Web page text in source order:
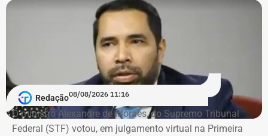
A adolescente reconheceu formalmente Vitor Hugo.
Segundo o relatório final do inquérito, há “robustos
indícios de autoria” contra ele.
Investigado em um terceiro caso
Vitor Hugo também é alvo de outra investigação. Em
julho, a Delegacia de Atendimento à Mulher (Deam) da
Redação08/08/2026 11:16
O ministro Alexandre de Moraes, do Supremo Tribunal
Federal (STF) votou, em julgamento virtual na Primeira